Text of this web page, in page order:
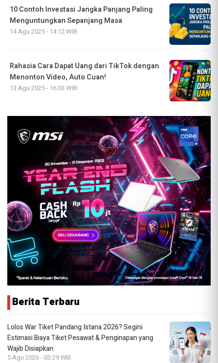
10 Contoh Investasi Jangka Panjang Paling
Menguntungkan Sepanjang Masa
14 Agu 2025 - 14:12 WIB
Rahasia Cara Dapat Uang dari TikTok dengan
Menonton Video, Auto Cuan!
13 Agu 2025 - 16:03 WIB
Berita Terbaru
Lolos War Tiket Pandang Istana 2026? Segini
Estimasi Biaya Tiket Pesawat & Penginapan yang
Wajib Disiapkan
5 Agu 2026 - 03:29 WIB